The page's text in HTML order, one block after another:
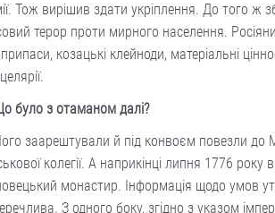
Тож вирішив здати укріплення. До того ж
терор проти мирного населення.
козацькі клейноди, матеріальні
було з отаманом далі?
заарештували й під конвоєм повезли до
колегії. А наприкінці липня 1776
монастир. Інформація щодо умов
З одного боку, згідно з указом